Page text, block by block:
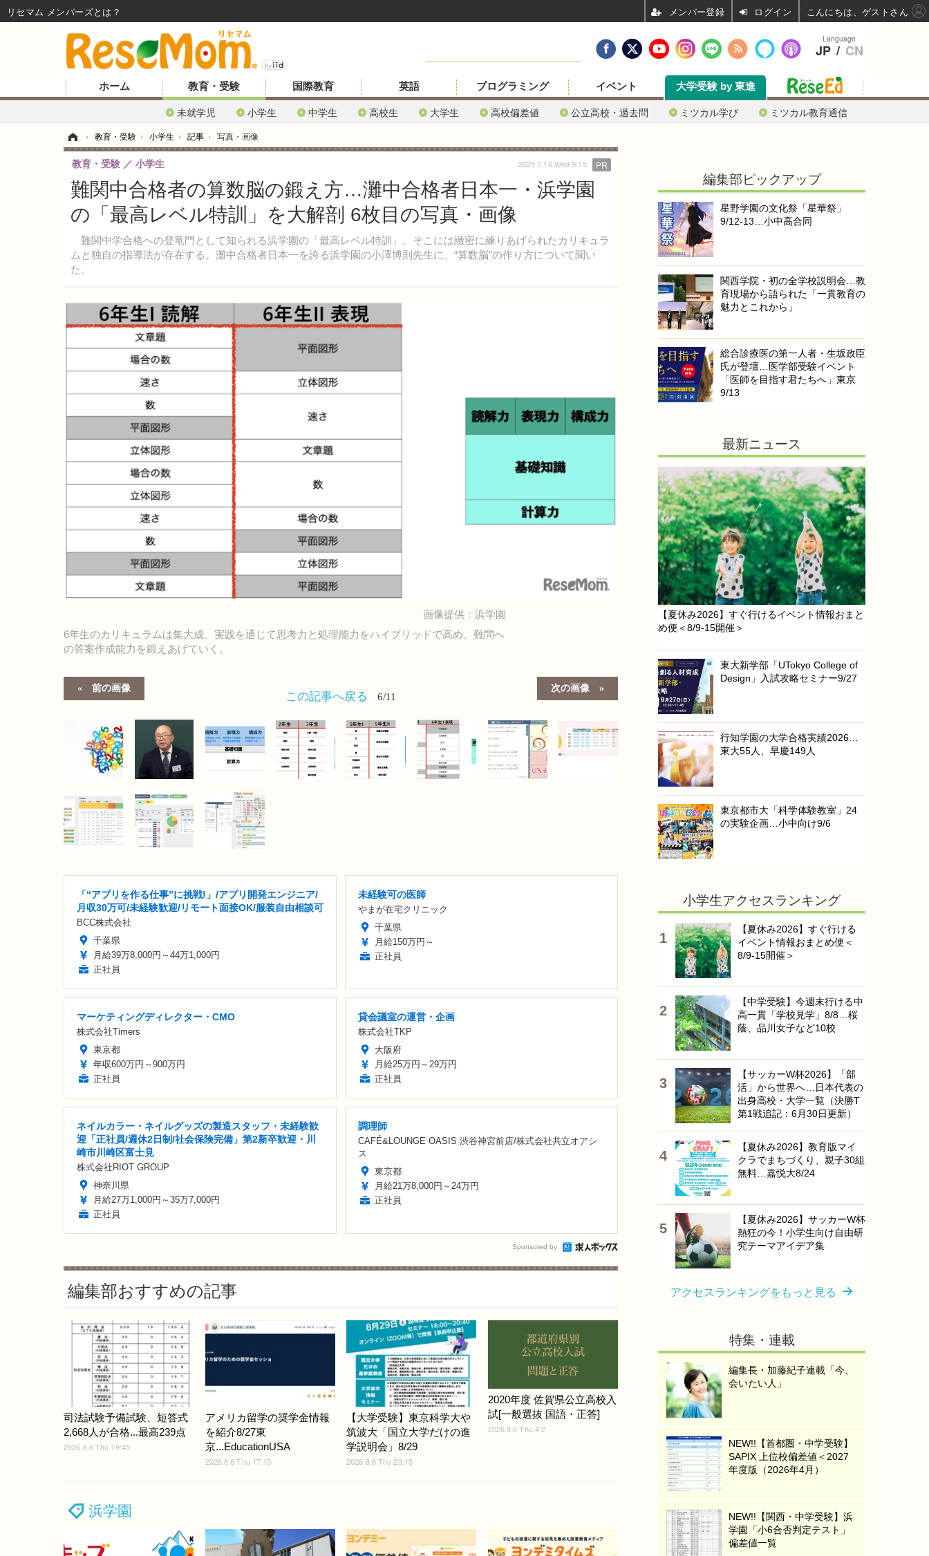
ホーム 教育・受験
未就学児 小学生 中学生 高校生 大学生 高校偏差値 公立高校・過去問 ミツカル学び ミツカル教育通信
国際教育 英語 プログラミング イベント 大学受験 by 東進
› 教育・受験 › 小学生 › 記事 › 写真・画像
難関中合格者の算数脳の鍛え方…灘中合格者日本一・浜学園
の「最高レベル特訓」を大解剖 6枚目の写真・画像
難関中学合格への登竜門として知られる浜学園の「最高レベル特訓」。そこには緻密に練りあげられたカリキュラ
ムと独自の指導法が存在する。灘中合格者日本一を誇る浜学園の小澤博則先生に、“算数脳”の作り方について聞い
た。
教育・受験 小学生 2025.7.16 Wed 9:15 PR
画像提供：浜学園
6年生のカリキュラムは集大成。実践を通じて思考力と処理能力をハイブリッドで高め、難問へ
の答案作成能力を鍛えあげていく。
前の画像 次の画像
この記事へ戻る 6/11
「“アプリを作る仕事”に挑戦!」/アプリ開発エンジニア/
月収30万可/未経験歓迎/リモート面接OK/服装自由相談可
BCC株式会社
千葉県
月給39万8,000円～44万1,000円
正社員
未経験可の医師
やまが在宅クリニック
千葉県
月給150万円～
正社員
マーケティングディレクター・CMO
株式会社Timers
東京都
年収600万円～900万円
正社員
貸会議室の運営・企画
株式会社TKP
大阪府
月給25万円～29万円
正社員
ネイルカラー・ネイルグッズの製造スタッフ・未経験歓
迎「正社員/週休2日制/社会保険完備」第2新卒歓迎・川
崎市川崎区富士見
株式会社RIOT GROUP
神奈川県
月給27万1,000円～35万7,000円
正社員
調理師
CAFÉ&LOUNGE OASIS 渋谷神宮前店/株式会社共立オアシ
ス
東京都
月給21万8,000円～24万円
正社員
Sponsored by
編集部おすすめの記事
司法試験予備試験、短答式
2,668人が合格...最高239点
2026.8.6 Thu 19:45
アメリカ留学の奨学金情報
を紹介8/27東
京...EducationUSA
2026.8.6 Thu 17:15
【大学受験】東京科学大や
筑波大「国立大学だけの進
学説明会」8/29
2026.8.6 Thu 23:15
2020年度 佐賀県公立高校入
試[一般選抜 国語・正答]
2026.8.6 Thu 4:2
浜学園
編集部ピックアップ
星野学園の文化祭「星華祭」
9/12-13…小中高合同
関西学院・初の全学校説明会…教
育現場から語られた「一貫教育の
魅力とこれから」
総合診療医の第一人者・生坂政臣
氏が登壇…医学部受験イベント
「医師を目指す君たちへ」東京
9/13
最新ニュース
【夏休み2026】すぐ行けるイベント情報おまと
め便＜8/9-15開催＞
東大新学部「UTokyo College of
Design」入試攻略セミナー9/27
行知学園の大学合格実績2026…
東大55人、早慶149人
東京都市大「科学体験教室」24
の実験企画…小中向け9/6
小学生アクセスランキング
【夏休み2026】すぐ行ける
イベント情報おまとめ便＜
8/9-15開催＞
【中学受験】今週末行ける中
高一貫「学校見学」8/8…桜
蔭、品川女子など10校
【サッカーW杯2026】「部
活」から世界へ…日本代表の
出身高校・大学一覧（決勝T
第1戦追記：6月30日更新）
【夏休み2026】教育版マイ
クラでまちづくり、親子30組
無料…嘉悦大8/24
【夏休み2026】サッカーW杯
熱狂の今！小学生向け自由研
究テーマアイデア集
アクセスランキングをもっと見る
特集・連載
編集長・加藤紀子連載「今、
会いたい人」
NEW!!【首都圏・中学受験】
SAPIX 上位校偏差値＜2027
年度版（2026年4月）
NEW!!【関西・中学受験】浜
学園「小6合否判定テスト」
偏差値一覧
Language
JP / CN
リセマム メンバーズ ログイン こんにちは、ゲストさん